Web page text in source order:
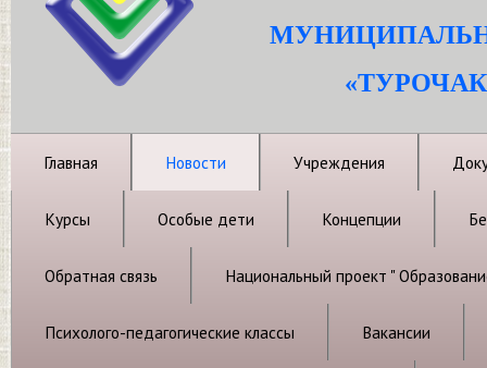
Главная Новости Учреждения
Курсы Особые дети Концепции
Обратная связь Национальный проект "
Психолого-педагогические классы Вакансии